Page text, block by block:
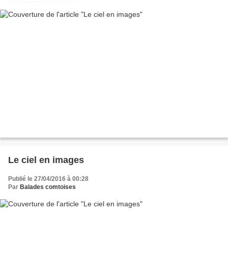
Le ciel en images
Publié le 27/04/2016 à 00:28
Par Balades comtoises